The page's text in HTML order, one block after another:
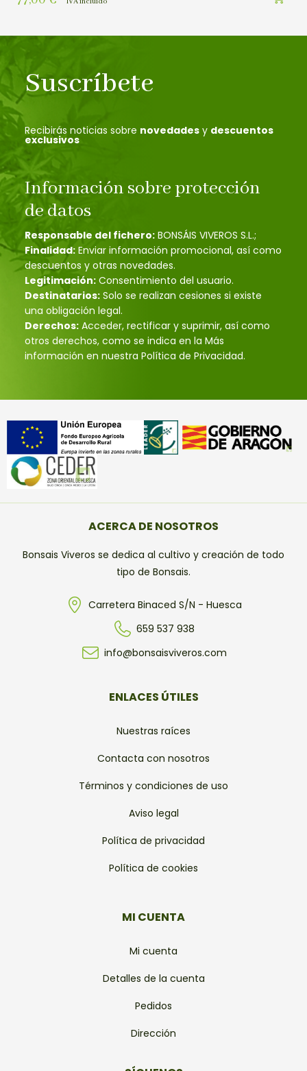
Suscríbete
Recibirás noticias sobre novedades y descuentos
exclusivos
Información sobre protección
de datos
Responsable del fichero: BONSÁIS VIVEROS S.L.;
Finalidad: Enviar información promocional, así como
descuentos y otras novedades.
Legitimación: Consentimiento del usuario.
Destinatarios: Solo se realizan cesiones si existe
una obligación legal.
Derechos: Acceder, rectificar y suprimir, así como
otros derechos, como se indica en la Más
información en nuestra Política de Privacidad.
ACERCA DE NOSOTROS
Bonsais Viveros se dedica al cultivo y creación de todo
tipo de Bonsais.
Carretera Binaced S/N - Huesca
659 537 938
info@bonsaisviveros.com
ENLACES ÚTILES
Nuestras raíces
Contacta con nosotros
Términos y condiciones de uso
Aviso legal
Política de privacidad
Política de cookies
MI CUENTA
Mi cuenta
Detalles de la cuenta
Pedidos
Dirección